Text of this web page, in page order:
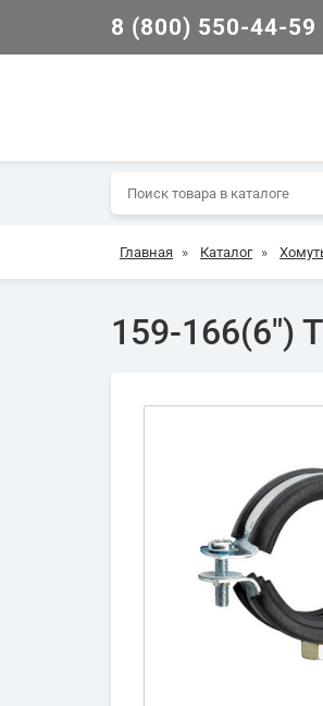
8 (800) 550-44-59
Главная » Каталог »
159-166(6")